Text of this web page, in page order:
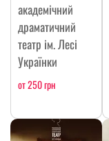
академічний
драматичний
театр ім. Лесі
Українки
от 250 грн